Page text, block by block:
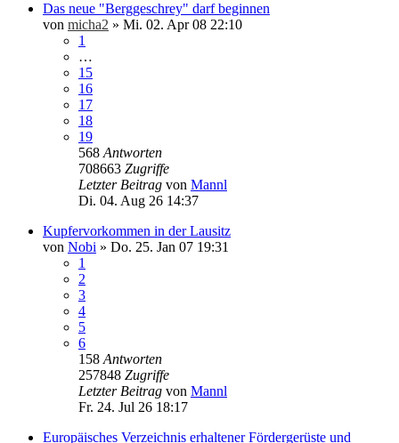
Das neue "Berggeschrey" darf beginnen
von micha2 » Mi. 02. Apr 08 22:10
1
…
15
16
17
18
19
568 Antworten
708663 Zugriffe
Letzter Beitrag von Mannl
Di. 04. Aug 26 14:37
Kupfervorkommen in der Lausitz
von Nobi » Do. 25. Jan 07 19:31
1
2
3
4
5
6
158 Antworten
257848 Zugriffe
Letzter Beitrag von Mannl
Fr. 24. Jul 26 18:17
Europäisches Verzeichnis erhaltener Fördergerüste und